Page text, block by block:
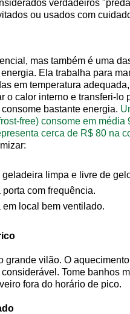
verdadeiros
ou usados com
mas também é uma
Ela trabalha para
em temperatura
o calor interno e transferi-lo
bastante energia.
free) consome em média
cerca de R$ 80 na
geladeira limpa e livre de
porta com frequência.
em local bem ventilado.
grande vilão. O
Tome banhos
fora do horário de pico.